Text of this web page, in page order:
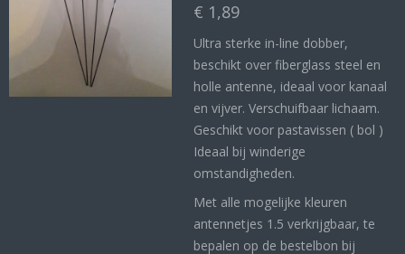
€ 1,89
Ultra sterke in-line dobber,
beschikt over fiberglass steel en
holle antenne, ideaal voor kanaal
en vijver. Verschuifbaar lichaam.
Geschikt voor pastavissen ( bol )
Ideaal bij winderige
omstandigheden.
Met alle mogelijke kleuren
antennetjes 1.5 verkrijgbaar, te
bepalen op de bestelbon bij